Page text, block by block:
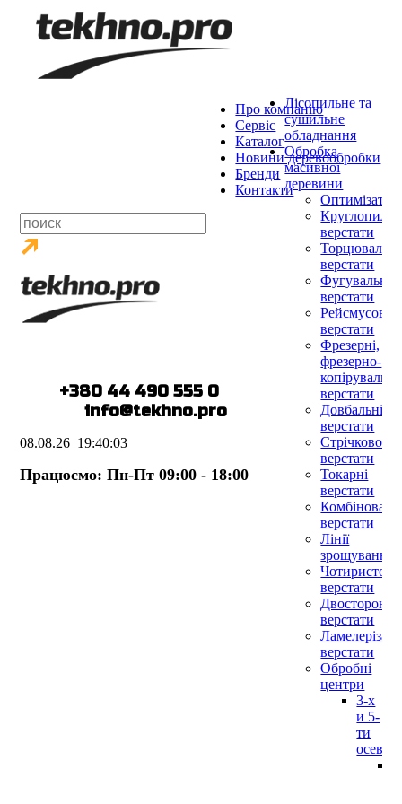
Про компанію
Сервіс
Каталог
Новини деревообробки
Бренди
Контакти
+380 44 490 555 0
info@tekhno.pro
08.08.26 19:40:04
Працюємо: Пн-Пт 09:00 - 18:00
Лісопильне та
сушильне
обладнання
Обробка
масивної
деревини
верстати
Торцювальні
верстати
Фугувальні
верстати
Рейсмусові
верстати
Фрезерні,
фрезерно-
копірувальні
верстати
Довбальні
верстати
верстати
Токарні
верстати
Комбіновані
верстати
Лінії
зрощування
верстати
Двосторонні
верстати
верстати
Обробні
центри
3-х
и 5-
ти
осевые